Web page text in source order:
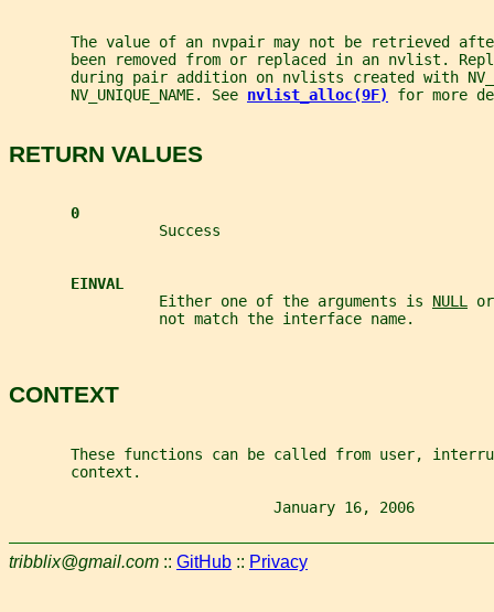
The value of an nvpair may not be retrieved
been removed from or replaced in an nvlist.
during pair addition on nvlists created with
       NV_UNIQUE_NAME. See
nvlist_alloc(9F) for more
RETURN VALUES
0
                 Success
EINVAL
                 Either one of the arguments is
NULL
                 not match the interface name.
CONTEXT
These functions can be called from user,
       context.
January 16, 2006
tribblix@gmail.com :: GitHub :: Privacy